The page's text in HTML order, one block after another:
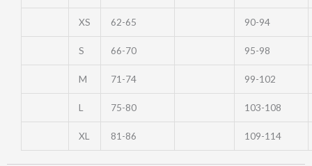
XS 62-65 90-94
S 66-70 95-98
M 71-74 99-102
L 75-80 103-108
XL 81-86 109-114